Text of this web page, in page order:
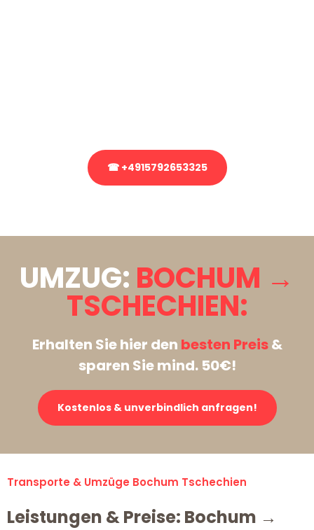
☎ +4915792653325
UMZUG: BOCHUM →
TSCHECHIEN:
Erhalten Sie hier den besten Preis&
sparen Sie mind. 50€!
Kostenlos & unverbindlich anfragen!
Transporte & Umzüge Bochum Tschechien
Leistungen & Preise: Bochum →